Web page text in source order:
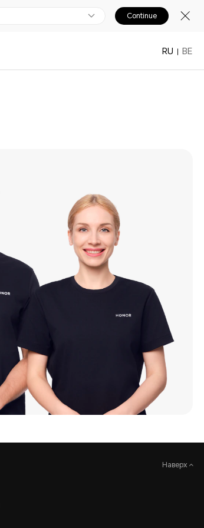
Continue
RU BE
Наверх